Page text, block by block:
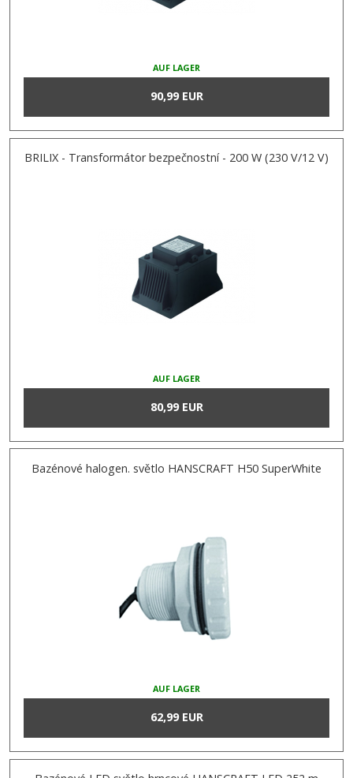
AUF LAGER
90,99 EUR
BRILIX - Transformátor bezpečnostní - 200 W (230 V/12 V)
AUF LAGER
80,99 EUR
Bazénové halogen. světlo HANSCRAFT H50 SuperWhite
AUF LAGER
62,99 EUR